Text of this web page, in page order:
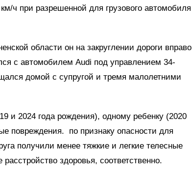
ч при разрешенной для грузового автомобиля
области он на закруглении дороги вправо
с автомобилем Audi под управлением 34-
домой с супругой и тремя малолетними
и 2024 года рождения), одному ребенку (2020
повреждения. по признаку опасности для
получили менее тяжкие и легкие телесные
здоровья, соответственно.